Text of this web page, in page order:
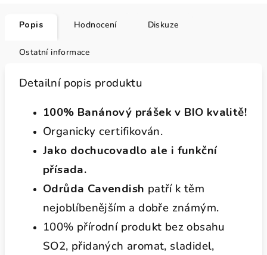
Popis Hodnocení Diskuze
Ostatní informace
Detailní popis produktu
100% Banánový prášek v BIO kvalitě!
Organicky certifikován.
Jako dochucovadlo ale i funkční
přísada.
Odrůda Cavendish patří k těm
nejoblíbenějším a dobře známým.
100% přírodní produkt bez obsahu
SO2, přidaných aromat, sladidel,